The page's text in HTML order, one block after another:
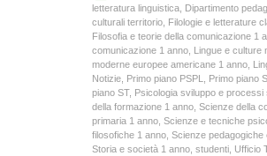
letteratura linguistica Dipartimento
culturali territorio Filologie e letterature
Filosofia e teorie della comunicazione 1
comunicazione 1 anno Lingue e culture
moderne europee americane 1 anno
Notizie Primo piano PSPL
Primo piano
piano ST, Psicologia sviluppo e
della formazione 1 anno Scienze della
primaria 1 anno Scienze e tecniche
filosofiche 1 anno Scienze
Storia e società 1 anno studenti Ufficio